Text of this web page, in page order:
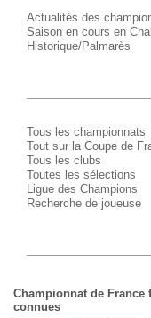
Actualités des
Saison en cours en
Historique/Palmarès
Tous les championnats
Tout sur la Coupe de
Tous les clubs
Toutes les sélections
Ligue des Champions
Recherche de joueuse
Championnat de France
connues